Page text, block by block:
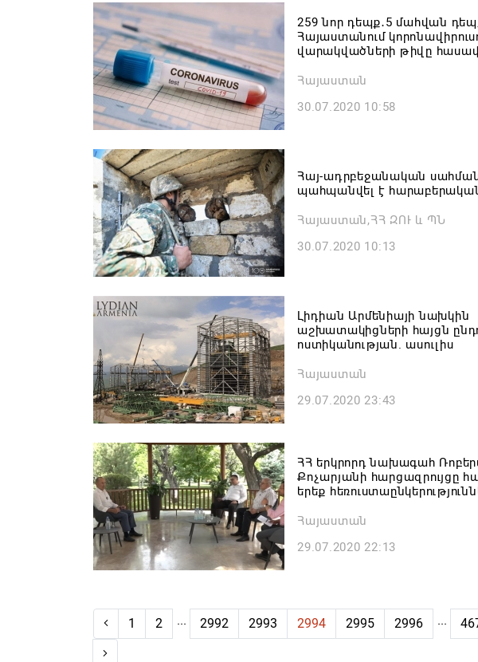
259 նոր դեպք․5 մահվան
Հայաստանում
վարակվածների թիվը հասավ
Հայաստան
30.07.2020 10:58
Հայ-ադրբեջանական
պահպանվել է
Հայաստան,ՀՀ ԶՈՒ և ՊՆ
30.07.2020 10:13
Լիդիան Արմենիայի նախկին
աշխատակիցների հայցն
ոստիկանության. ասուլիս
Հայաստան
29.07.2020 23:43
ՀՀ երկրորդ նախագահ
Քոչարյանի հարցազրույցը
երեք
Հայաստան
29.07.2020 22:13
1 2 ... 2992 2993 2994 2995 2996 ...